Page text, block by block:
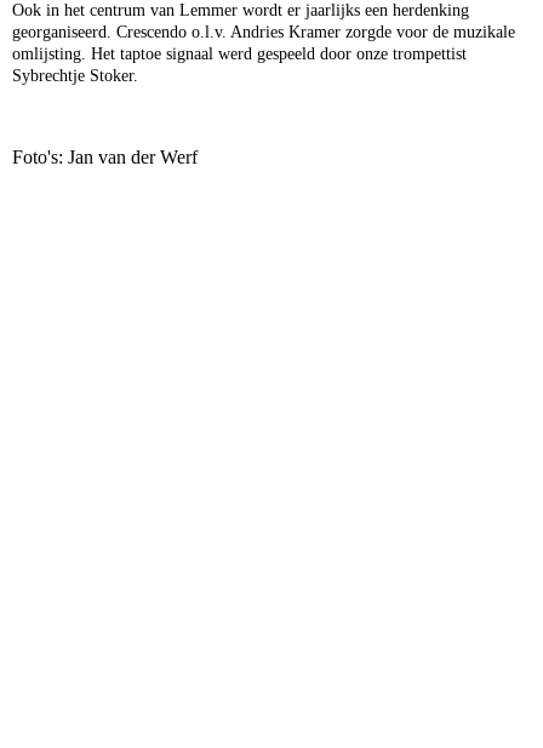
Ook in het centrum van Lemmer wordt er jaarlijks een herdenking
georganiseerd. Crescendo o.l.v. Andries Kramer zorgde voor de muzikale
omlijsting. Het taptoe signaal werd gespeeld door onze trompettist
Sybrechtje Stoker.
Foto's: Jan van der Werf